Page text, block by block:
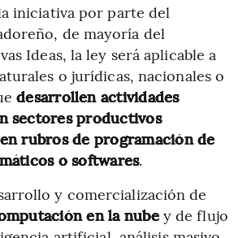
iniciativa por parte del
de mayoría del
Ideas, la ley será aplicable a
o jurídicas, nacionales o
desarrollen actividades
sectores productivos
rubros de programación de
o softwares.
y comercialización de
en la nubey de flujo